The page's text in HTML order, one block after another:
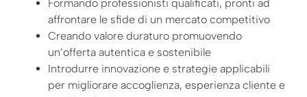
Formando professionisti qualificati, pronti ad
affrontare le sfide di un mercato competitivo
Creando valore duraturo promuovendo
un’offerta autentica e sostenibile
Introdurre innovazione e strategie applicabili
per migliorare accoglienza, esperienza cliente e